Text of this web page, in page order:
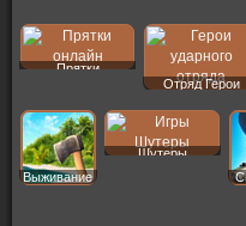
Прятки
Отряд Герои
Выживание
Шутеры